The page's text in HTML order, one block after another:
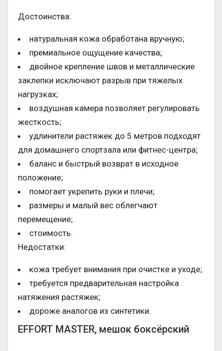
Достоинства:
натуральная кожа обработана вручную;
премиальное ощущение качества;
двойное крепление швов и металлические
заклепки исключают разрыв при тяжелых
нагрузках;
воздушная камера позволяет регулировать
жесткость;
удлинители растяжек до 5 метров подходят
для домашнего спортзала или фитнес-центра;
баланс и быстрый возврат в исходное
положение;
помогает укрепить руки и плечи;
размеры и малый вес облегчают
перемещение;
стоимость.
Недостатки:
кожа требует внимания при очистке и уходе;
требуется предварительная настройка
натяжения растяжек;
дороже аналогов из синтетики.
EFFORT MASTER, мешок боксёрский